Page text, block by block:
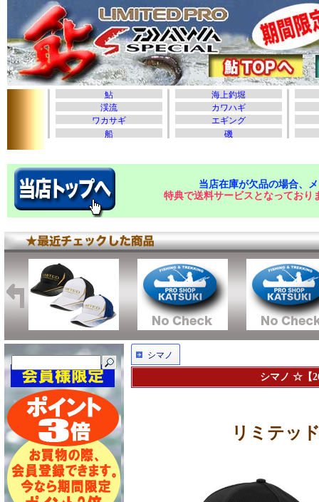
当店在庫が欠品の場合、
特典で送料サービスとなっており
シマノ
シマノ ☆【
リミテッ